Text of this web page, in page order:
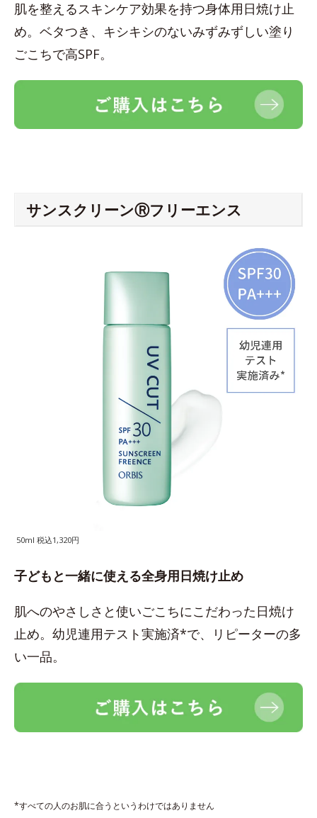
肌を整えるスキンケア効果を持つ身体用日焼け止
め。ベタつき、キシキシのないみずみずしい塗り
ごこちで高SPF。
サンスクリーンⓇフリーエンス
50ml 税込1,320円
子どもと一緒に使える全身用日焼け止め
肌へのやさしさと使いごこちにこだわった日焼け
止め。幼児連用テスト実施済*で、リピーターの多
い一品。
*すべての人のお肌に合うというわけではありません